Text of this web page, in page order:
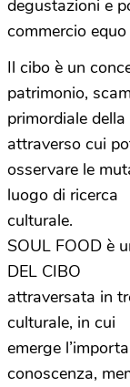
degustazioni e
commercio
Il cibo è un
patrimonio,
primordiale
attraverso cui
osservare le
luogo di ricerca
culturale.
SOUL FOOD è
DEL CIBO
attraversata in
culturale, in cui
emerge
conoscenza,